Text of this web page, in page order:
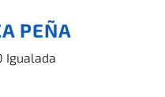
PEÑA
Igualada